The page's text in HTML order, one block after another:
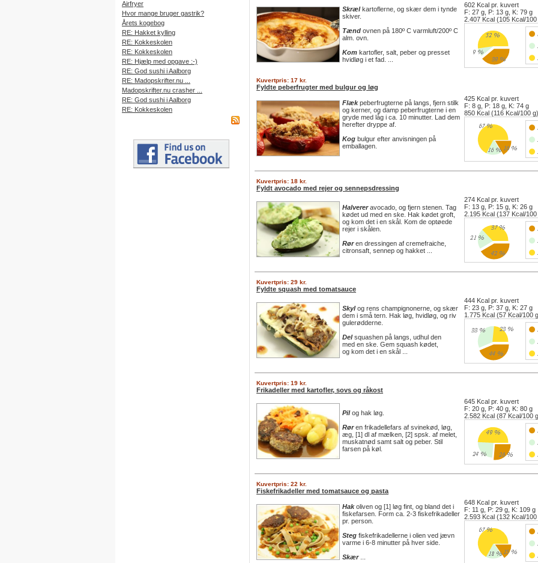
Airfryer
Hvor mange bruger gastrik?
Årets kogebog
RE: Hakket kylling
RE: Kokkeskolen
RE: Kokkeskolen
RE: Hjælp med opgave :-)
RE: God sushi i Aalborg
RE: Madopskrifter.nu ...
Madopskrifter.nu crasher ...
RE: God sushi i Aalborg
RE: Kokkeskolen
Skrælkartoflerne, og skær dem i tynde
skiver.
Tænd ovnen på 180º C varmluft/200º C
alm. ovn.
Kom kartofler, salt, peber og presset
hvidløg i et fad. ...
602 Kcal pr. kuvert
F: 27 g, P: 13 g, K: 79 g
2.407 Kcal (105 Kcal/100
Kuvertpris: 17 kr.
Fyldte peberfrugter med bulgur og løg
Flækpeberfrugterne på langs, fjern stilk
og kerner, og damp peberfrugterne i en
gryde med låg i ca. 10 minutter. Lad dem
herefter dryppe af.
Kog bulgur efter anvisningen på
emballagen.
425 Kcal pr. kuvert
F: 8 g, P: 18 g, K: 74 g
850 Kcal (116 Kcal/100 g)
Kuvertpris: 18 kr.
Fyldt avocado med rejer og sennepsdressing
Halvereravocado, og fjern stenen. Tag
kødet ud med en ske. Hak kødet groft,
og kom det i en skål. Kom de optøede
rejer i skålen.
Røren dressingen af cremefraiche,
citronsaft, sennep og hakket ...
274 Kcal pr. kuvert
F: 13 g, P: 15 g, K: 26 g
2.195 Kcal (137 Kcal/100
Kuvertpris: 29 kr.
Fyldte squash med tomatsauce
Skylog rens champignonerne, og skær
dem i små tern. Hak løg, hvidløg, og riv
gulerødderne.
Delsquashen på langs, udhul den
med en ske. Gem squash kødet,
og kom det i en skål ...
444 Kcal pr. kuvert
F: 23 g, P: 37 g, K: 27 g
1.775 Kcal (57 Kcal/100
Kuvertpris: 19 kr.
Frikadeller med kartofler, sovs og råkost
Pilog hak løg.
Røren frikadellefars af svinekød, løg,
æg, [1] dl af mælken, [2] spsk. af melet,
muskatnød samt salt og peber. Stil
farsen på køl.
645 Kcal pr. kuvert
F: 20 g, P: 40 g, K: 80 g
2.582 Kcal (87 Kcal/100
Kuvertpris: 22 kr.
Fiskefrikadeller med tomatsauce og pasta
Hakoliven og [1] løg fint, og bland det i
fiskefarsen. Form ca. 2-3 fiskefrikadeller
pr. person.
Steg fiskefrikadellerne i olien ved jævn
varme i 6-8 minutter på hver side.
Skær...
648 Kcal pr. kuvert
F: 11 g, P: 29 g, K: 109 g
2.593 Kcal (132 Kcal/100